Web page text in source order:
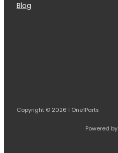
Blog
Copyright © 2026 | One1Parts
Powered by